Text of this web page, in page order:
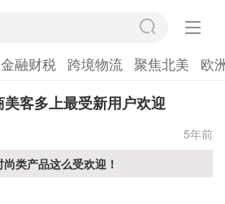
金融财税 跨境物流 聚焦北美 欧
客多上最受新用户欢迎
5年前
类产品这么受欢迎！